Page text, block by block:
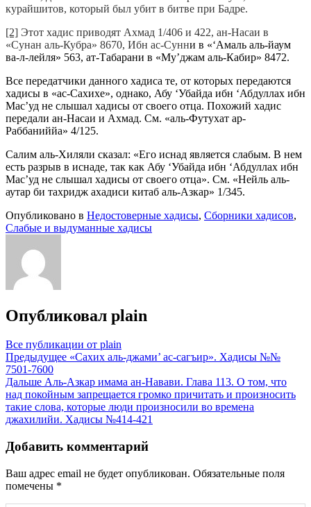
курайшитов, который был убит в битве при Бадре.
[2] Этот хадис приводят Ахмад 1/406 и 422, ан-Насаи в
«Сунан аль-Кубра» 8670, Ибн ас-Сунни в «‘Амаль аль-йаум
ва-л-лейля» 563, ат-Табарани в «Му’джам аль-Кабир» 8472.
Все передатчики данного хадиса те, от которых передаются
хадисы в «ас-Сахихе», однако, Абу ‘Убайда ибн ‘Абдуллах ибн
Мас’уд не слышал хадисы от своего отца. Похожий хадис
передали ан-Насаи и Ахмад. См. «аль-Футухат ар-
Раббаниййа» 4/125.
Салим аль-Хиляли сказал: «Его иснад является слабым. В нем
есть разрыв в иснаде, так как Абу ‘Убайда ибн ‘Абдуллах ибн
Мас’уд не слышал хадисы от своего отца». См. «Нейль аль-
аутар би тахридж ахадиси китаб аль-Азкар» 1/345.
Опубликовано в Недостоверные хадисы, Сборники хадисов,
Слабые и выдуманные хадисы
Опубликовал plain
Все публикации от plain
Навигация
по
записям
Предыдущее «Сахих аль-джами’ ас-сагъир». Хадисы №№
7501-7600
Дальше Аль-Азкар имама ан-Навави. Глава 113. О том, что
над покойным запрещается громко причитать и произносить
такие слова, которые люди произносили во времена
джахилийи. Хадисы №414-421
Добавить комментарий
Ваш адрес email не будет опубликован. Обязательные поля
помечены *